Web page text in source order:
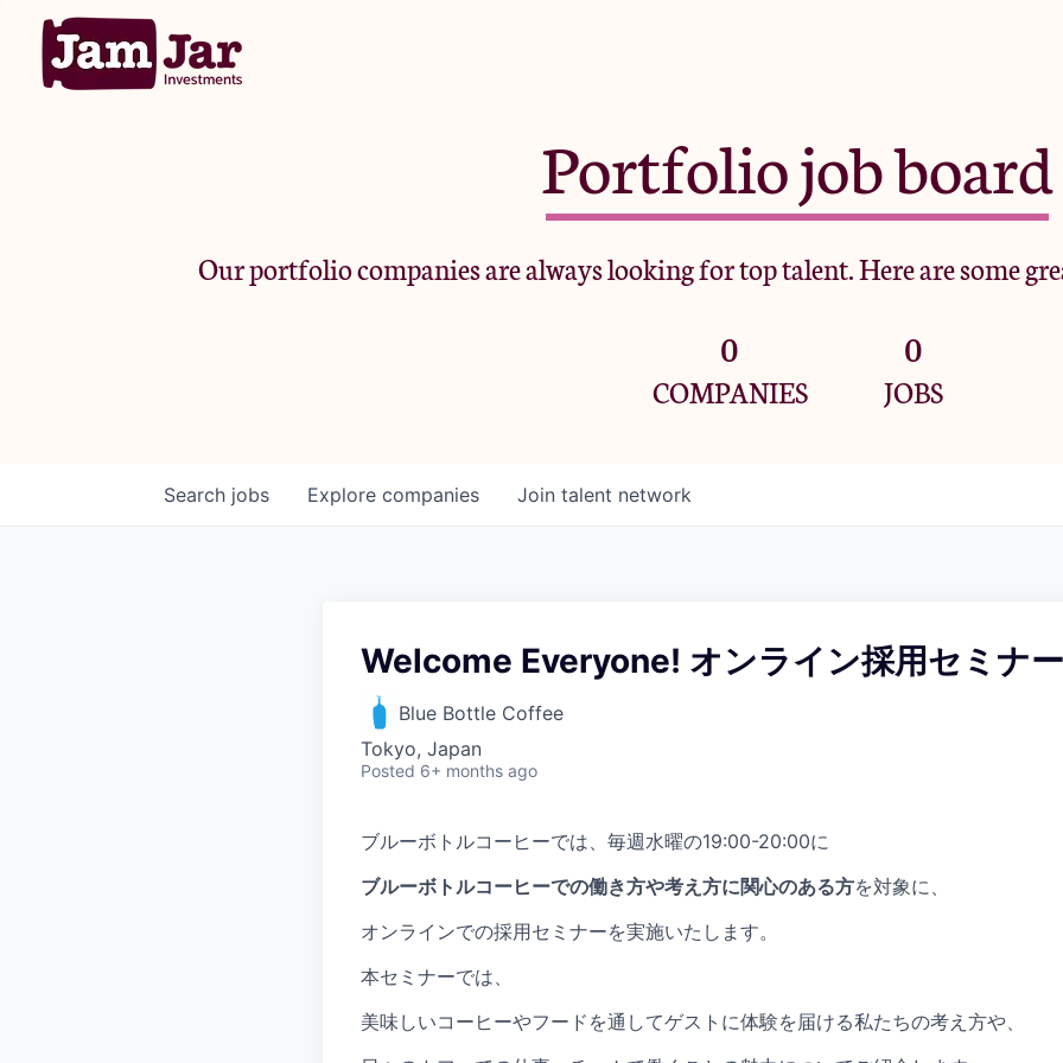
Portfolio job board
Our portfolio companies are always looking for top talent. Here are some
0
COMPANIES
0
JOBS
Search jobs Explore companies Join talent network
Welcome Everyone! オンライン採用セミナー
Blue Bottle Coffee
Tokyo, Japan
Posted 6+ months ago
ブルーボトルコーヒーでは、毎週水曜の19:00-20:00に
ブルーボトルコーヒーでの働き方や考え方に関心のある方を対象に、
オンラインでの採用セミナーを実施いたします。
本セミナーでは、
美味しいコーヒーやフードを通してゲストに体験を届ける私たちの考え方や、